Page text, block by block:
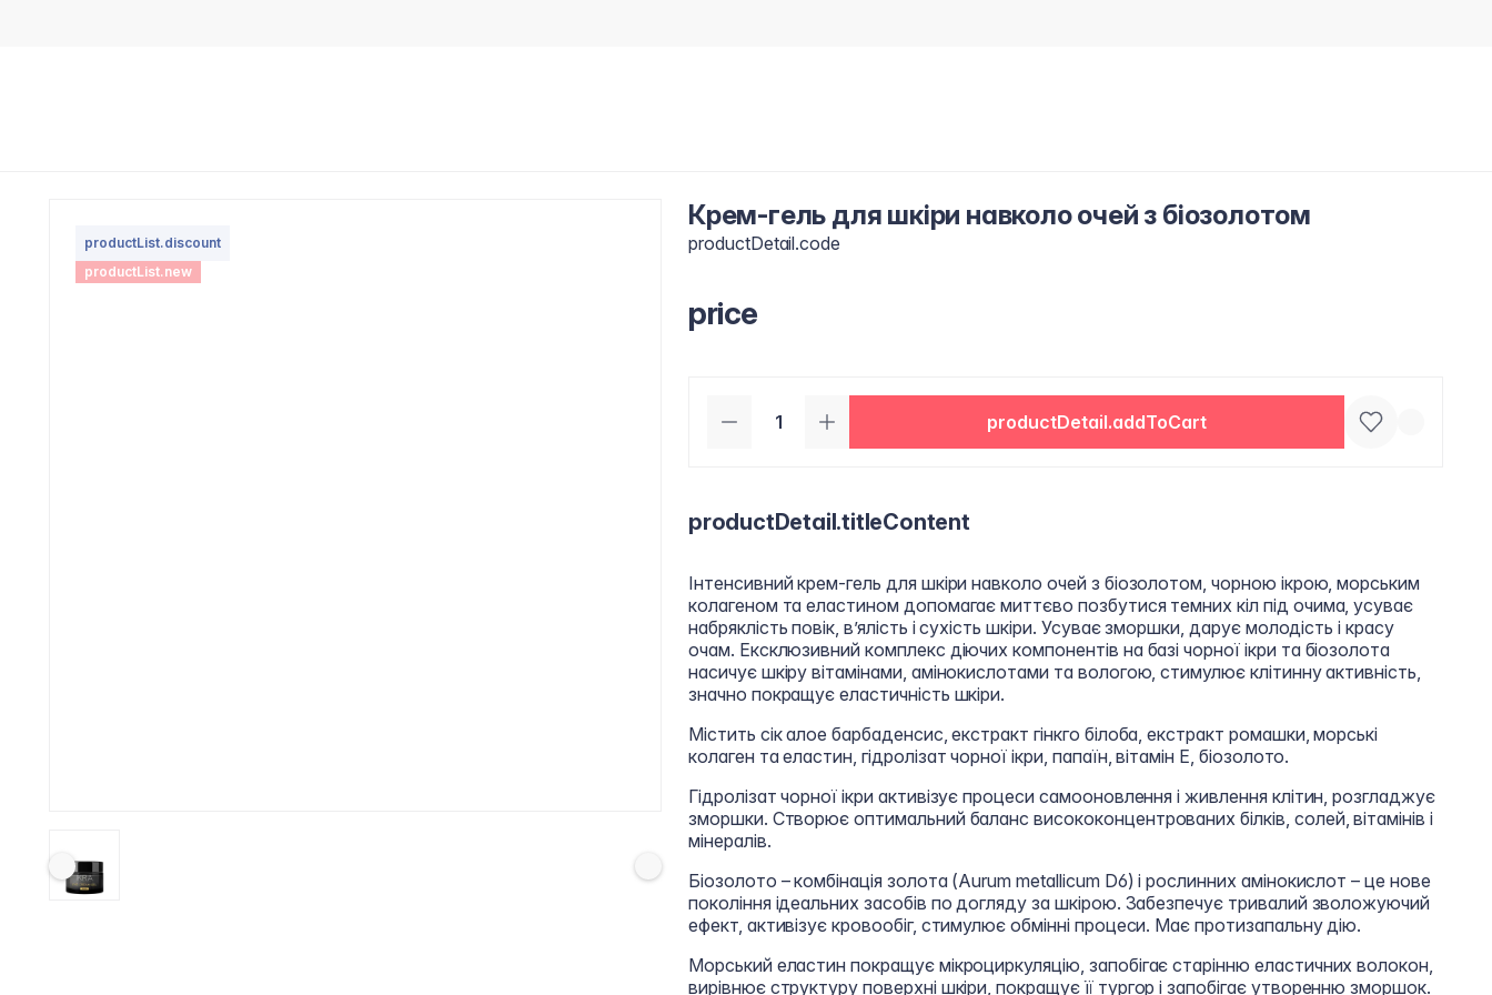
productList.discount
productList.new
Крем-гель для шкіри навколо очей з біозолотом
productDetail.code
price
productDetail.addToCart
productDetail.titleContent
Інтенсивний крем-гель для шкіри навколо очей з біозолотом, чорною ікрою, морським
колагеном та еластином допомагає миттєво позбутися темних кіл під очима, усуває
набряклість повік, в’ялість і сухість шкіри. Усуває зморшки, дарує молодість і красу
очам. Ексклюзивний комплекс діючих компонентів на базі чорної ікри та біозолота
насичує шкіру вітамінами, амінокислотами та вологою, стимулює клітинну активність,
значно покращує еластичність шкіри.
Містить сік алое барбаденсис, екстракт гінкго білоба, екстракт ромашки, морські
колаген та еластин, гідролізат чорної ікри, папаїн, вітамін Е, біозолото.
Гідролізат чорної ікри активізує процеси самооновлення і живлення клітин, розгладжує
зморшки. Створює оптимальний баланс висококонцентрованих білків, солей, вітамінів і
мінералів.
Біозолото – комбінація золота (Aurum metallicum D6) і рослинних амінокислот – це нове
покоління ідеальних засобів по догляду за шкірою. Забезпечує тривалий зволожуючий
ефект, активізує кровообіг, стимулює обмінні процеси. Має протизапальну дію.
Морський еластин покращує мікроциркуляцію, запобігає старінню еластичних волокон,
вирівнює структуру поверхні шкіри, покращує її тургор і запобігає утворенню зморшок.